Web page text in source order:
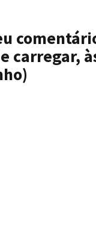
carregar,